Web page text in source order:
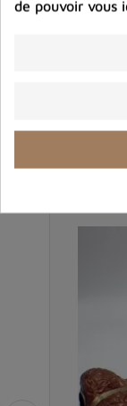
de pouvoir vous